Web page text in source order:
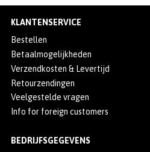
KLANTENSERVICE
Bestellen
Betaalmogelijkheden
Verzendkosten & Levertijd
Retourzendingen
Veelgestelde vragen
Info for foreign customers
BEDRIJFSGEGEVENS